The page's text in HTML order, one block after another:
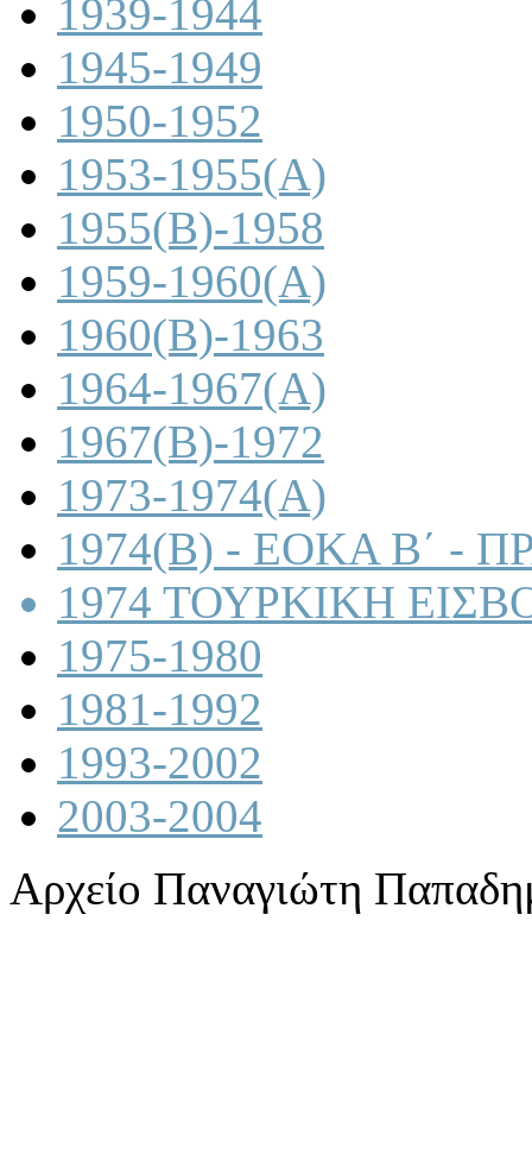
1939-1944
1945-1949
1950-1952
1953-1955(A)
1955(B)-1958
1959-1960(A)
1960(B)-1963
1964-1967(A)
1967(B)-1972
1973-1974(A)
1974(B) - ΕΟΚΑ Β΄ -
1974 ΤΟΥΡΚΙΚΗ
1975-1980
1981-1992
1993-2002
2003-2004
Αρχείο Παναγιώτη